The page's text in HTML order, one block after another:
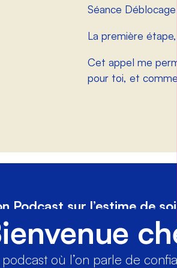
Séance
La première étape,
Cet appel me
pour toi, et
Podcast sur l’estime de soi
où l’on parle de